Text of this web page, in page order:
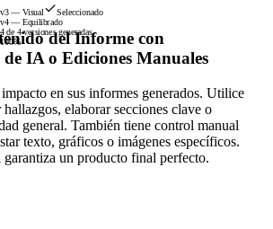
v3 — Visual
Seleccionado
v4 — Equilibrado
4 de 4 versiones generadas
100%
del Informe con
IA o Ediciones Manuales
en sus informes generados. Utilice
elaborar secciones clave o
general. También tiene control manual
texto, gráficos o imágenes específicos.
garantiza un producto final perfecto.